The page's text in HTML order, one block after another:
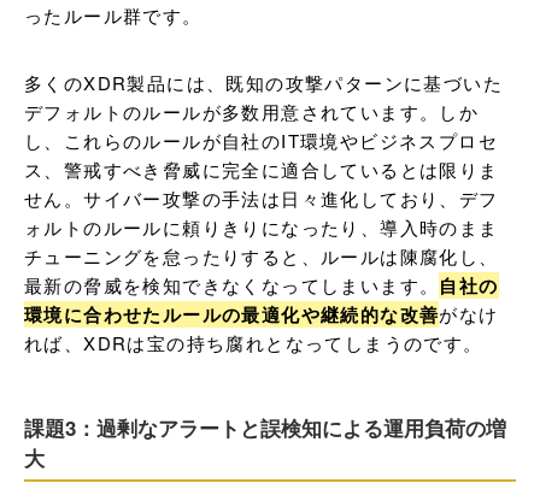
ったルール群です。
多くのXDR製品には、既知の攻撃パターンに基づいた
デフォルトのルールが多数用意されています。しか
し、これらのルールが自社のIT環境やビジネスプロセ
ス、警戒すべき脅威に完全に適合しているとは限りま
せん。サイバー攻撃の手法は日々進化しており、デフ
ォルトのルールに頼りきりになったり、導入時のまま
チューニングを怠ったりすると、ルールは陳腐化し、
最新の脅威を検知できなくなってしまいます。 自社の
環境に合わせたルールの最適化や継続的な改善がなけ
れば、XDRは宝の持ち腐れとなってしまうのです。
課題3：過剰なアラートと誤検知による運用負荷の増
大